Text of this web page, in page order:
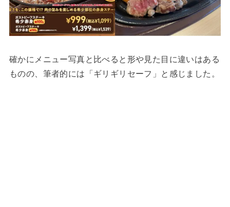
確かにメニュー写真と比べると形や見た目に違いはある
ものの、筆者的には「ギリギリセーフ」と感じました。